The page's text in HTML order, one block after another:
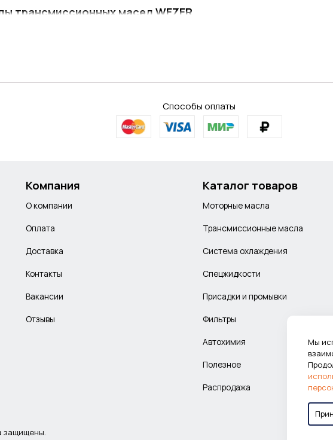
трансмиссионных масел WEZER
производителей, а также используется для гидроусилителей руля и
можно с самовывозом по адресу ул. Доватора, 11 или заказать
Способы оплаты
Компания
О компании
Оплата
Доставка
Контакты
Вакансии
Отзывы
Каталог товаров
Моторные масла
Трансмиссионные масла
Система охлаждения
Спецжидкости
Присадки и промывки
Фильтры
Автохимия
Полезное
Распродажа
защищены.
Мы